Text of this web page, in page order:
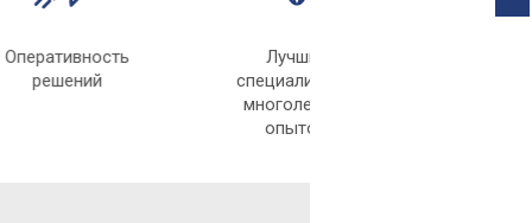
Лучшие
специалисты с
многолетним
опытом
Оперативность
решений